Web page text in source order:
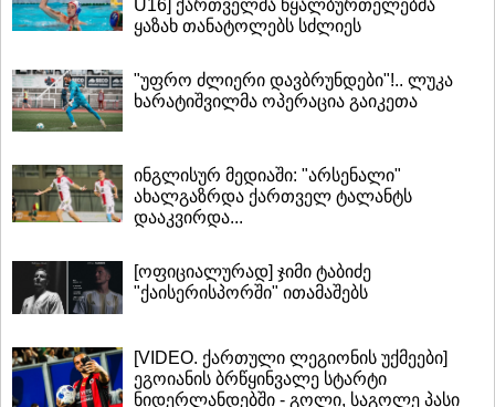
U16] ქართველმა წყალბურთელებმა
ყაზახ თანატოლებს სძლიეს
"უფრო ძლიერი დავბრუნდები"!.. ლუკა
ხარატიშვილმა ოპერაცია გაიკეთა
ინგლისურ მედიაში: "არსენალი"
ახალგაზრდა ქართველ ტალანტს
დააკვირდა...
[ოფიციალურად] ჯიმი ტაბიძე
"ქაისერისპორში" ითამაშებს
[VIDEO. ქართული ლეგიონის უქმეები]
ეგოიანის ბრწყინვალე სტარტი
ნიდერლანდებში - გოლი, საგოლე პასი